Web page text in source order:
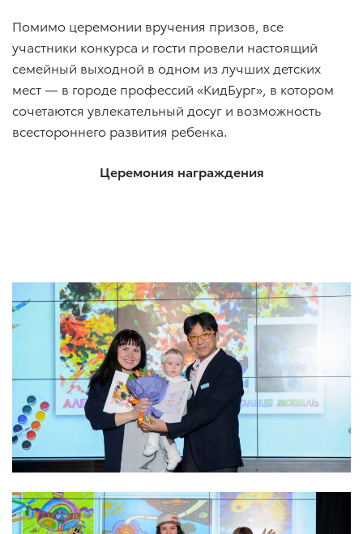
Помимо церемонии вручения призов, все
участники конкурса и гости провели настоящий
семейный выходной в одном из лучших детских
мест — в городе профессий «КидБург», в котором
сочетаются увлекательный досуг и возможность
всестороннего развития ребенка.
Церемония награждения